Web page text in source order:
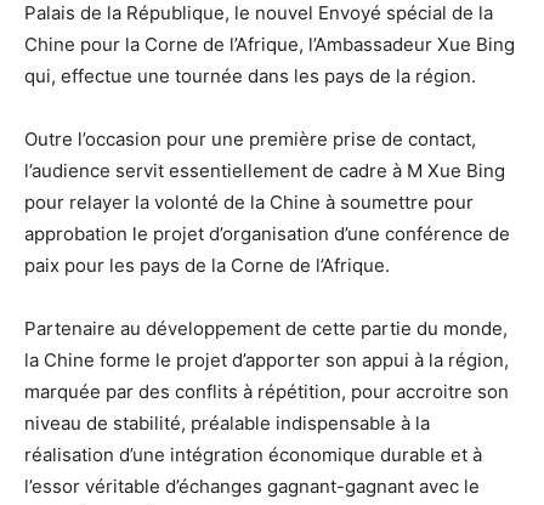
Palais de la République, le nouvel Envoyé spécial de la
Chine pour la Corne de l’Afrique, l’Ambassadeur Xue Bing
qui, effectue une tournée dans les pays de la région.
Outre l’occasion pour une première prise de contact,
l’audience servit essentiellement de cadre à M Xue Bing
pour relayer la volonté de la Chine à soumettre pour
approbation le projet d’organisation d’une conférence de
paix pour les pays de la Corne de l’Afrique.
Partenaire au développement de cette partie du monde,
la Chine forme le projet d’apporter son appui à la région,
marquée par des conflits à répétition, pour accroitre son
niveau de stabilité, préalable indispensable à la
réalisation d’une intégration économique durable et à
l’essor véritable d’échanges gagnant-gagnant avec le